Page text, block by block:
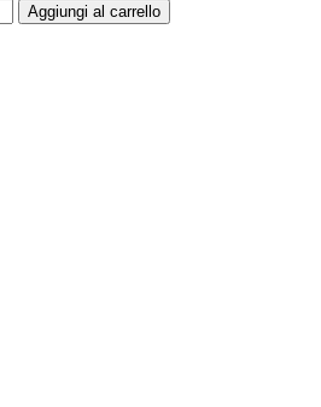
Aggiungi al carrello